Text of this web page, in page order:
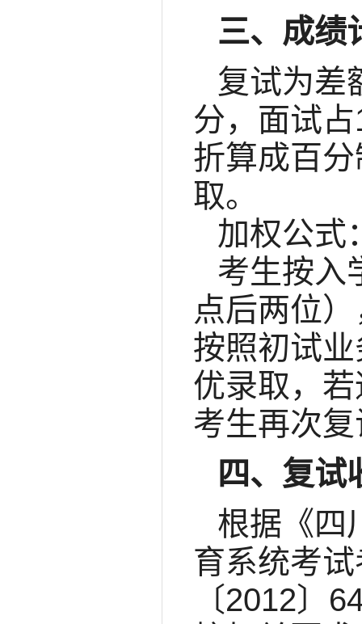
三、成绩
复试为差
分，面试
折算成百
取。
加权公式
考生按入
点后两位
按照初试
优录取，
考生再次
四、复试
根据《四
育系统考
〔2012〕